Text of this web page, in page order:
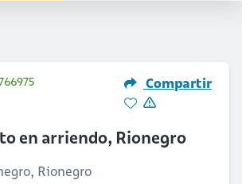
Compartir
en arriendo, Rionegro
Rionegro